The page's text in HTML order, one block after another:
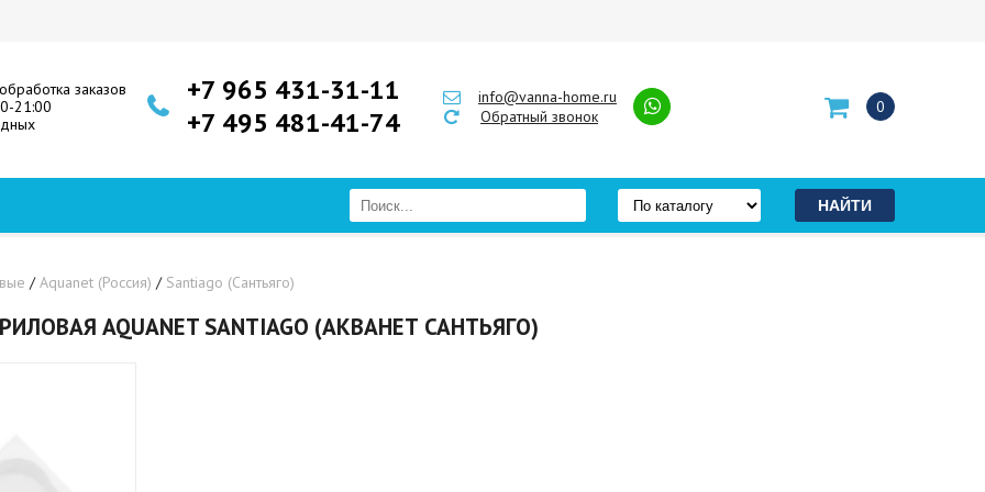
заказов
21:00
+7 965 431-31-11
+7 495 481-41-74
info@vanna-home.ru
Обратный звонок
0
/Aquanet (Россия) / Santiago (Сантьяго)
AQUANET SANTIAGO (АКВАНЕТ САНТЬЯГО)